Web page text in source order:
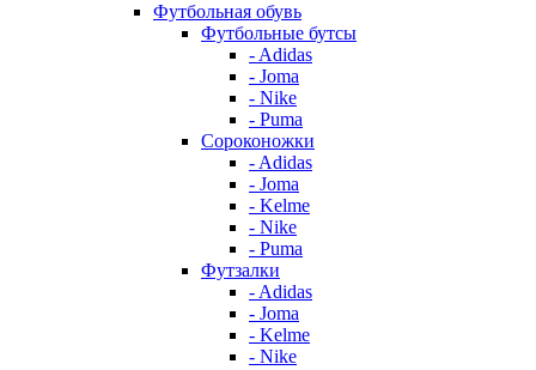
Футбольная обувь
Футбольные бутсы
- Adidas
- Joma
- Nike
- Puma
Сороконожки
- Adidas
- Joma
- Kelme
- Nike
- Puma
Футзалки
- Adidas
- Joma
- Kelme
- Nike